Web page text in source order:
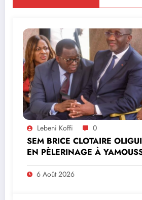
Lebeni Koffi 0
SEM BRICE CLOTAIRE
EN PÈLERINAGE À
MINISTRE PAULIN CLAUDE
PREND PART À LA
6 Août 2026